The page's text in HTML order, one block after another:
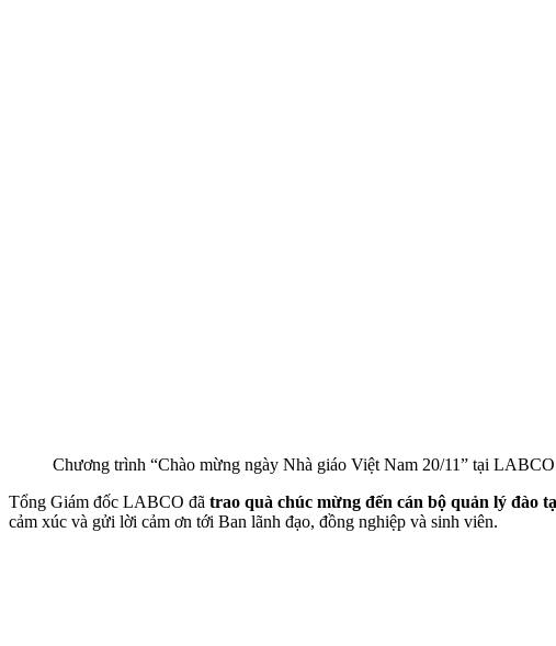
Chương trình “Chào mừng ngày Nhà giáo Việt Nam 20/11” tại LABCO
Tổng Giám đốc LABCO đã trao quà chúc mừng đến cán bộ quản lý đào
cảm xúc và gửi lời cảm ơn tới Ban lãnh đạo, đồng nghiệp và sinh viên.